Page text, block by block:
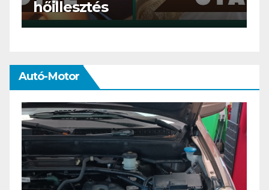
meg mi?
Autó-Motor